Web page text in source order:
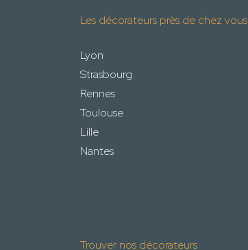
Les décorateurs près de chez vous
Lyon
Strasbourg
Rennes
Toulouse
Lille
Nantes
Trouver nos décorateurs